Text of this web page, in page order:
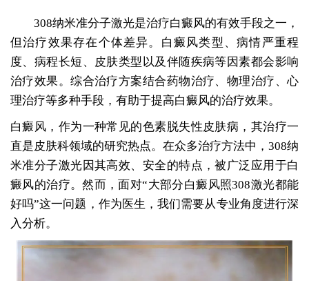
308纳米准分子激光是治疗白癜风的有效手段之一，
但治疗效果存在个体差异。白癜风类型、病情严重程
度、病程长短、皮肤类型以及伴随疾病等因素都会影响
治疗效果。综合治疗方案结合药物治疗、物理治疗、心
理治疗等多种手段，有助于提高白癜风的治疗效果。
白癜风，作为一种常见的色素脱失性皮肤病，其治疗一
直是皮肤科领域的研究热点。在众多治疗方法中，308纳
米准分子激光因其高效、安全的特点，被广泛应用于白
癜风的治疗。然而，面对“大部分白癜风照308激光都能
好吗”这一问题，作为医生，我们需要从专业角度进行深
入分析。